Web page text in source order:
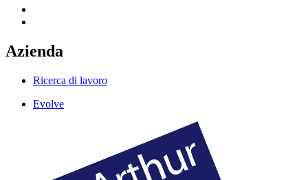
Azienda
Ricerca di lavoro
Evolve